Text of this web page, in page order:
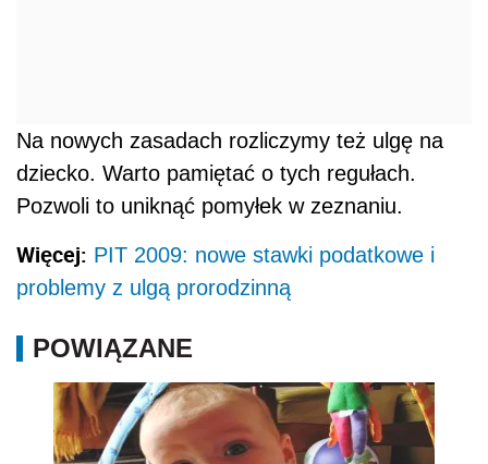
Na nowych zasadach rozliczymy też ulgę na
dziecko. Warto pamiętać o tych regułach.
Pozwoli to uniknąć pomyłek w zeznaniu.
Więcej: PIT 2009: nowe stawki podatkowe i
problemy z ulgą prorodzinną
POWIĄZANE